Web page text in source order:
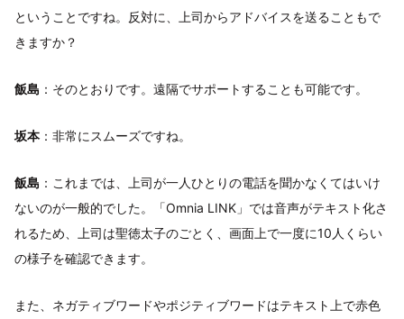
ということですね。反対に、上司からアドバイスを送ることもで
きますか？
飯島 ：そのとおりです。遠隔でサポートすることも可能です。
坂本 ：非常にスムーズですね。
飯島 ：これまでは、上司が一人ひとりの電話を聞かなくてはいけ
ないのが一般的でした。「Omnia LINK」では音声がテキスト化さ
れるため、上司は聖徳太子のごとく、画面上で一度に10人くらい
の様子を確認できます。
また、ネガティブワードやポジティブワードはテキスト上で赤色